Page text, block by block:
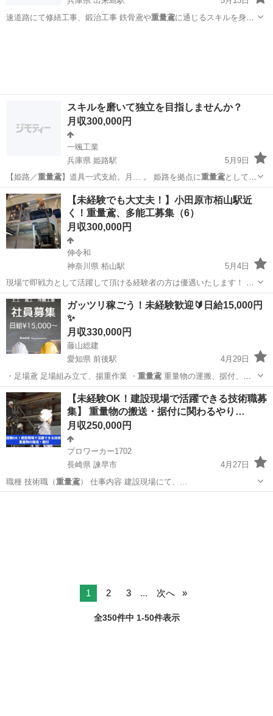
速道路にて修繕工事、鍛治工事 鉄骨鳶や重量鳶に通じるスキルを身に
スキルを磨いて独立を目指しませんか？
月収300,000円
一颯工業
兵庫県 姫路駅
5月9日
【姫路／重量鳶】道具一式支給。月… 。 姫路を拠点に重量鳶として活
動する「一…
兵庫 姫路市 姫路駅 鳶職 重量鳶
【未経験でも大丈夫！】小田原市栢山駅近
く！重量鳶、多能工募集（6）
月収300,000円
伸令和
神奈川県 栢山駅
5月4日
現場で即戦力として活躍して頂ける経験者の方は優遇いたします！ 未
経験の方でも「将来の為に手に職をつけたい！」というやる気のある
方であれば、大歓迎です！ しっかり当社の技術を教えいたします。 最
初は皆未経験です。わ...
神奈川 小田原市 栢山駅 その他 重量鳶
ガッツリ稼ごう！未経験歓迎🔰日給15,000円
✨
月収330,000円
藤山総建
愛知県 前後駅
4月29日
・足場鳶 足場組み立て、揚重作業 ・ 重量鳶重量物の運搬、据付、揚
重作業 ・土工…
愛知 名古屋市 前後駅 土木 未経験
【未経験OK！建設現場で活躍できる技術職募
集】 重量物の搬送・据付に関わるやり…
月収250,000円
プロワーカー1702
長崎県 諫早市
4月27日
職種 技術職（重量鳶 ） 仕事内容 建設現場にて、…
1 2 3 ... 次へ
全350件中 1-50件表示